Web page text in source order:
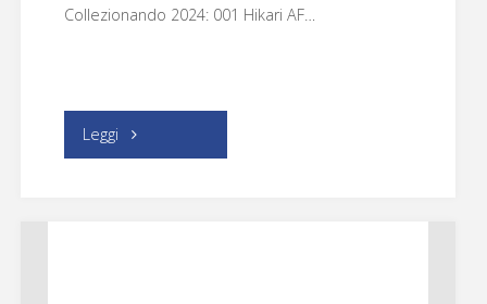
Collezionando 2024: 001 Hikari AF…
Leggi "Editori